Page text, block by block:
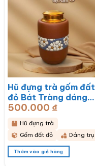
Hũ đựng trà gốm đất
đỏ Bát Tràng dáng
trụ hoạ tiết hoa mai
trắng BT-HĐT13
500.000 ₫
Hũ đựng trà
Gốm đất đỏ
Dáng trụ
Thêm vào giỏ hàng